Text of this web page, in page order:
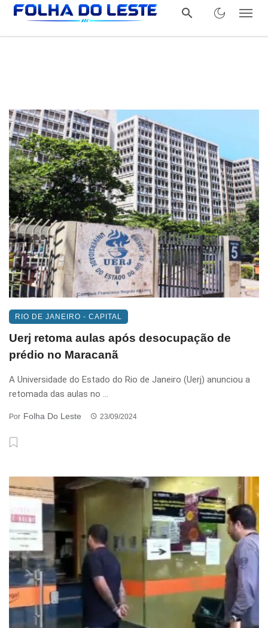
RIO DE JANEIRO - CAPITAL
Uerj retoma aulas após desocupação de
prédio no Maracanã
A Universidade do Estado do Rio de Janeiro (Uerj) anunciou a
retomada das aulas no ...
Por Folha Do Leste 23/09/2024